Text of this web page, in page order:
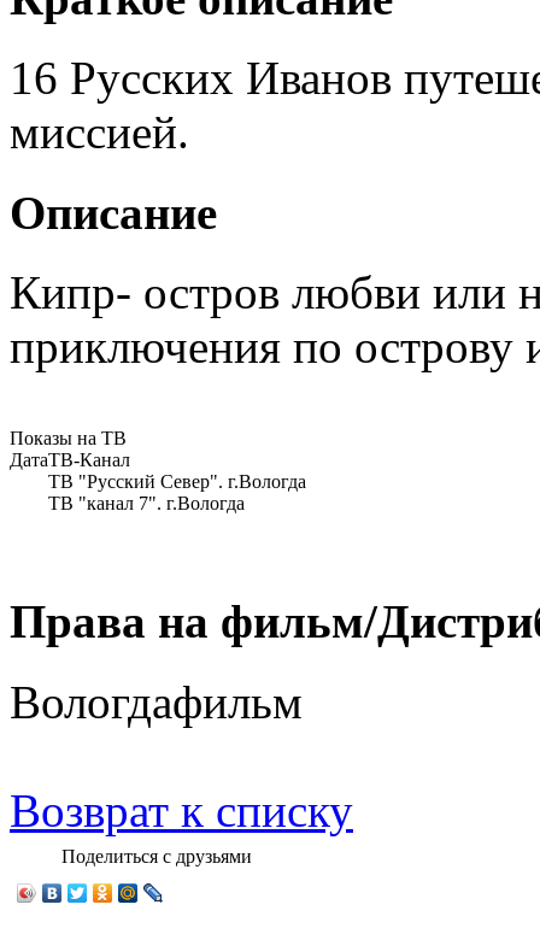
16 Русских Иванов
миссией.
Описание
Кипр- остров любви или
приключения по острову
Показы на ТВ
ДатаТВ-Канал
ТВ "Русский Север". г.Вологда
ТВ "канал 7". г.Вологда
Права на фильм/
Вологдафильм
Возврат к списку
Поделиться с друзьями